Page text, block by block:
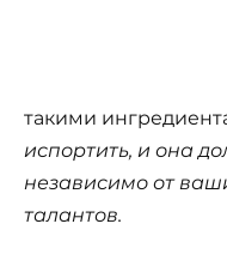
такими
испортить, и она
независимо от
талантов.